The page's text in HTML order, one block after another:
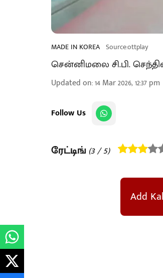
MADE IN KOREA Source:ottplay
சென்னிமலை சி.பி.
Updated on:14 Mar 2026, 12:37 pm
Follow Us
ரேட்டிங் (3/ 5)
Add